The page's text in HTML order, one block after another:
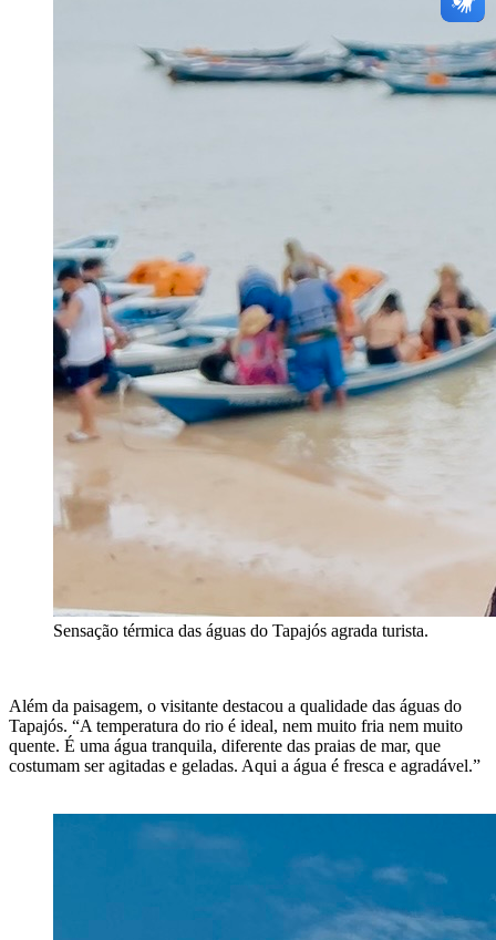
Sensação térmica das águas do Tapajós agrada turista.
Além da paisagem, o visitante destacou a qualidade das águas do
Tapajós. “A temperatura do rio é ideal, nem muito fria nem muito
quente. É uma água tranquila, diferente das praias de mar, que
costumam ser agitadas e geladas. Aqui a água é fresca e agradável.”